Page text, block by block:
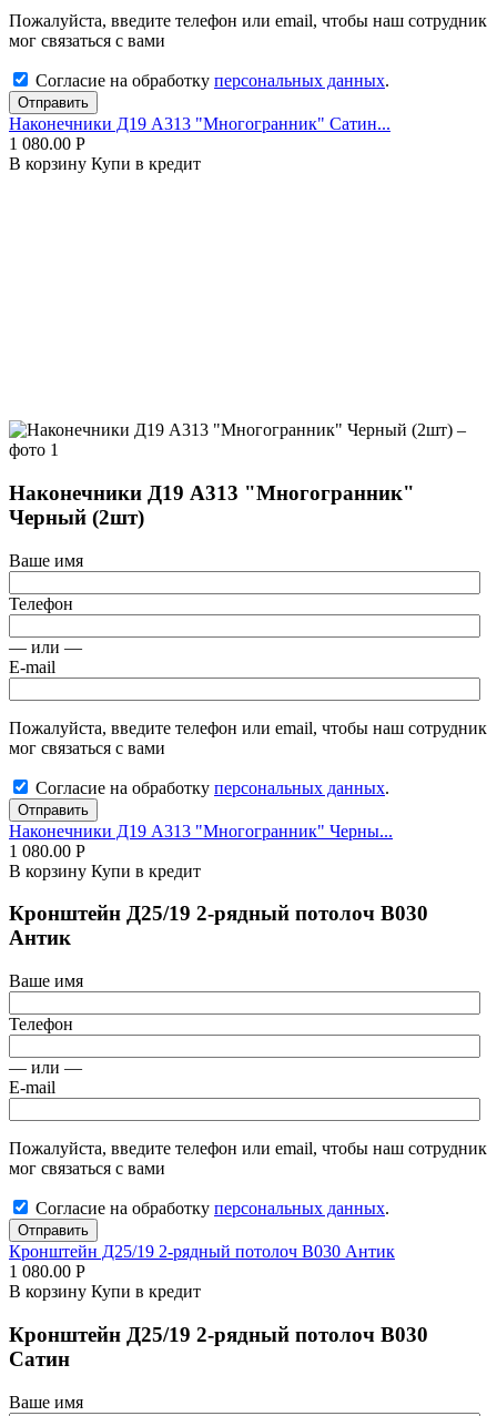
Пожалуйста, введите телефон или email, чтобы наш сотрудник
мог связаться с вами
Согласие на обработку персональных данных.
Отправить
Наконечники Д19 А313 "Многогранник" Сатин...
1 080.00 Р
В корзину Купи в кредит
Наконечники Д19 А313 "Многогранник"
Черный (2шт)
Ваше имя
Телефон
— или —
E-mail
Пожалуйста, введите телефон или email, чтобы наш сотрудник
мог связаться с вами
Согласие на обработку персональных данных.
Отправить
Наконечники Д19 А313 "Многогранник" Черны...
1 080.00 Р
В корзину Купи в кредит
Кронштейн Д25/19 2-рядный потолоч В030
Антик
Ваше имя
Телефон
— или —
E-mail
Пожалуйста, введите телефон или email, чтобы наш сотрудник
мог связаться с вами
Согласие на обработку персональных данных.
Отправить
Кронштейн Д25/19 2-рядный потолоч В030 Антик
1 080.00 Р
В корзину Купи в кредит
Кронштейн Д25/19 2-рядный потолоч В030
Сатин
Ваше имя